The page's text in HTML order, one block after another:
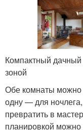
Компактный
зоной
Обе комнаты можно
одну — для
превратить в
планировкой